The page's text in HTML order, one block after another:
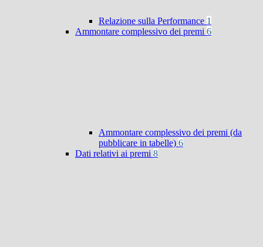
Relazione sulla Performance 1
Ammontare complessivo dei premi 6
Ammontare complessivo dei premi (da
pubblicare in tabelle) 6
Dati relativi ai premi 8